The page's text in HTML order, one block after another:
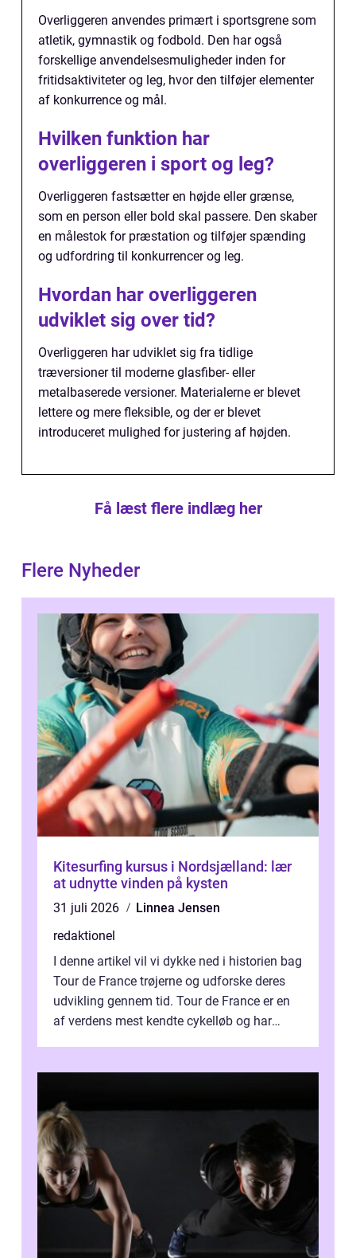
Overliggeren anvendes primært i sportsgrene som
atletik, gymnastik og fodbold. Den har også
forskellige anvendelsesmuligheder inden for
fritidsaktiviteter og leg, hvor den tilføjer elementer
af konkurrence og mål.
Hvilken funktion har
overliggeren i sport og leg?
Overliggeren fastsætter en højde eller grænse,
som en person eller bold skal passere. Den skaber
en målestok for præstation og tilføjer spænding
og udfordring til konkurrencer og leg.
Hvordan har overliggeren
udviklet sig over tid?
Overliggeren har udviklet sig fra tidlige
træversioner til moderne glasfiber- eller
metalbaserede versioner. Materialerne er blevet
lettere og mere fleksible, og der er blevet
introduceret mulighed for justering af højden.
Få læst flere indlæg her
Flere Nyheder
Kitesurfing kursus i Nordsjælland: lær
at udnytte vinden på kysten
31 juli 2026
Linnea Jensen
redaktionel
I denne artikel vil vi dykke ned i historien bag
Tour de France trøjerne og udforske deres
udvikling gennem tid. Tour de France er en
af verdens mest kendte cykelløb og har